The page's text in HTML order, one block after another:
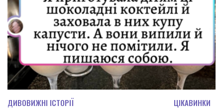
ДИВОВИЖНІ ІСТОРІЇ ЦІКАВИНКИ